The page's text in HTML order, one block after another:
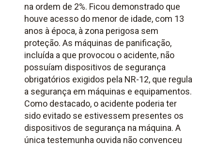
na ordem de 2%. Ficou demonstrado que
houve acesso do menor de idade, com 13
anos à época, à zona perigosa sem
proteção. As máquinas de panificação,
incluída a que provocou o acidente, não
possuíam dispositivos de segurança
obrigatórios exigidos pela NR-12, que regula
a segurança em máquinas e equipamentos.
Como destacado, o acidente poderia ter
sido evitado se estivessem presentes os
dispositivos de segurança na máquina. A
única testemunha ouvida não convenceu